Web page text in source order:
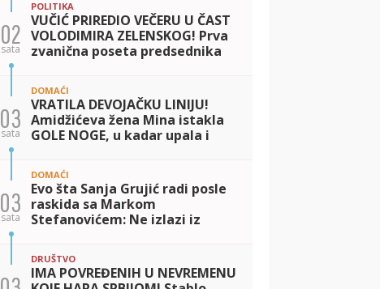
sporazuma
02
sata
POLITIKA
VUČIĆ PRIREDIO VEČERU U ČAST
VOLODIMIRA ZELENSKOG! Prva
zvanična poseta predsednika
razgovarala o saradnji dve
zemlje
03
sata
DOMAĆI
VRATILA DEVOJAČKU LINIJU!
Amidžićeva žena Mina istakla
GOLE NOGE, u kadar upala i
bikiniju... (FOTO)
03
sata
DOMAĆI
Evo šta Sanja Grujić radi posle
raskida sa Markom
Stefanovićem: Ne izlazi iz
bolje nije izgledala! (FOTO)
DRUŠTVO
IMA POVREĐENIH U NEVREMENU